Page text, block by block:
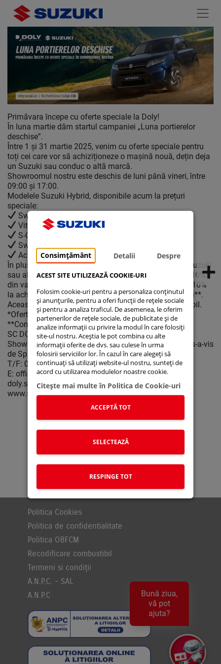
Consimțământ Detalii Despre
ACEST SITE UTILIZEAZĂ COOKIE-URI
Folosim cookie-uri pentru a personaliza conținutul
și anunțurile, pentru a oferi funcții de rețele sociale
și pentru a analiza traficul. De asemenea, le oferim
partenerilor de rețele sociale, de publicitate și de
analize informații cu privire la modul în care folosiți
site-ul nostru. Aceștia le pot combina cu alte
informații oferite de dvs. sau culese în urma
folosirii serviciilor lor. În cazul în care alegeți să
continuați să utilizați website-ul nostru, sunteți de
acord cu utilizarea modulelor noastre cookie.
Citeşte mai multe în Politica de Cookie-uri
ACCEPTĂ TOT
SELECTEAZĂ
RESPINGE TOT
Primăvara începe cu oferte speciale la Doly!
În luna martie dăm startul campaniei „Luna portierelor
deschise”.
Între 1 și 31 martie 2025, venim cu oferte speciale pentru
toți cei care vor să achiziționeze o mașină nouă, dețin deja
un Suzuki sau conduc o altă marcă.
Showroomul nostru este deschis de luni până vineri, între
09:00 și 17:00.
Modelele Suzuki Hybrid, disponibile acum la prețuri
speciale:
Swift Hybrid – de la 14.720 EUR
Vitara Hybrid – de la 19.710 EUR
S-Cross Hybrid – de la 20.850 EUR
Swace Hybrid – de la 25.860 EUR
Across Plug-in Hybrid – de la 46.990 EUR
În plus, cei care vin la DOLY - Service Multimarcă cu Suzuki
sau altă marcă auto, vor beneficia de un discount de 10%
din valoare devizului final la revizie și un discount de 10%
la achiziționarea de piese și accesorii originale Suzuki**.
Această ofertă este valabilă în limita stocului disponibil.
*Ofertă supusă unor termene și condiții.
**Conform specificațiilor afișate la sediul firmei DOLY.
SC DOLY SRL
Showroom Iasi: Strada Pantelimon Halipa, nr. 13B (vis-a-vis
de Spitalul de Recuperare);
T/F: 0232 246 444;
E: office@suzukidoly.ro;
doly.suzuzki.ro
www.suzukidoly.ro
Suzuki Global
Service Portal
Noutati Lista de prețuri
Politica Cookies
Politica de confidentialitate
Politica OBFCM
Recodificare combustibil
Termeni si condiții
A.N.P.C. - SAL
A.N.P.C
Bună ziua,
vă pot
ajuta?